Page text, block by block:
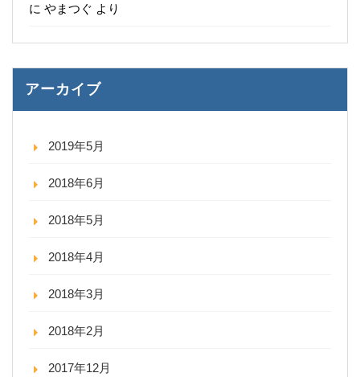
に やまつぐ より
アーカイブ
2019年5月
2018年6月
2018年5月
2018年4月
2018年3月
2018年2月
2017年12月